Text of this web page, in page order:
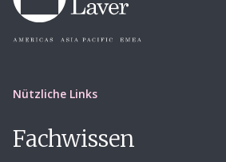
Nützliche Links
Fachwissen